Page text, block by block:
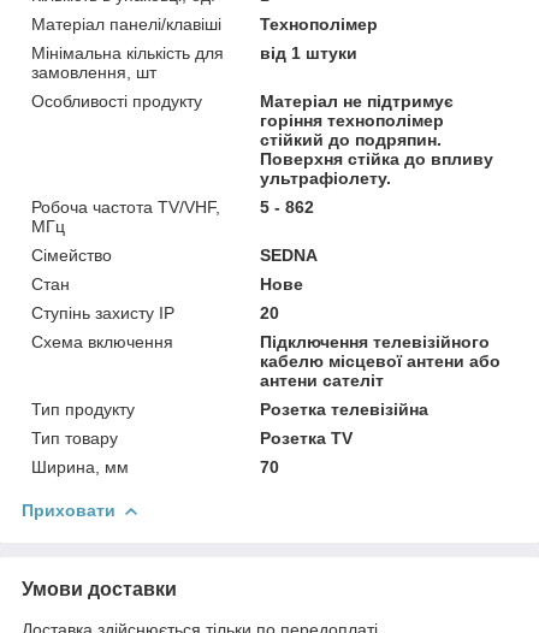
Матеріал панелі/клавіші
Технополімер
Мінімальна кількість для
замовлення, шт
від 1 штуки
Особливості продукту
Матеріал не підтримує
горіння технополімер
стійкий до подряпин.
Поверхня стійка до впливу
ультрафіолету.
Робоча частота TV/VHF,
МГц
5 - 862
Сімейство
SEDNA
Стан
Нове
Ступінь захисту IP
20
Схема включення
Підключення телевізійного
кабелю місцевої антени або
антени сателіт
Тип продукту
Розетка телевізійна
Тип товару
Розетка TV
Ширина, мм
70
Приховати
Умови доставки
Доставка здійснюється тільки по передоплаті.